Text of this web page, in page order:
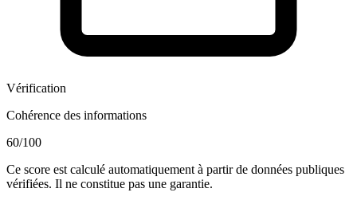
Vérification
Cohérence des informations
60/100
Ce score est calculé automatiquement à partir de données publiques
vérifiées. Il ne constitue pas une garantie.